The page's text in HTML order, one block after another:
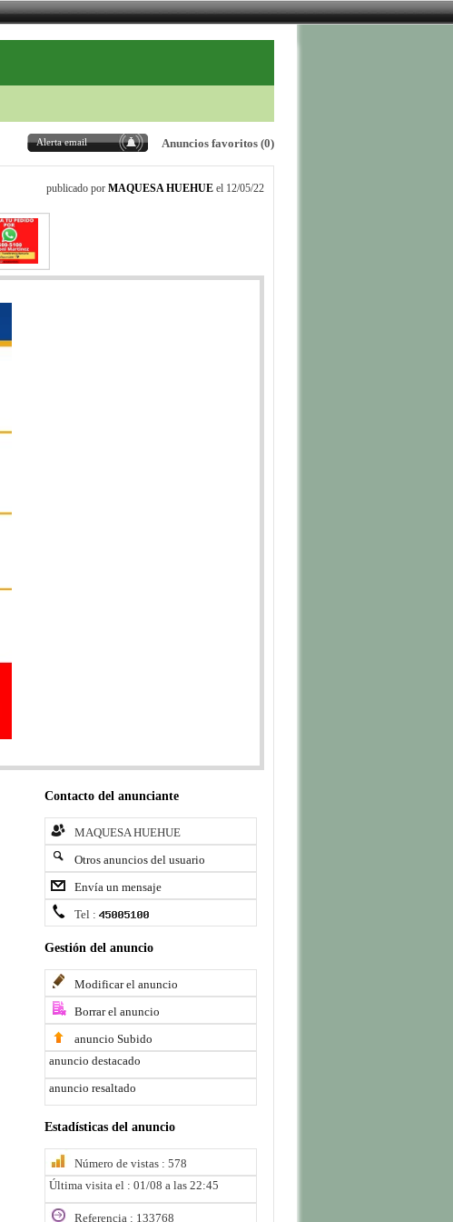
Alerta email Anuncios favoritos (0)
publicado por MAQUESA HUEHUE el 12/05/22
Contacto del anunciante
MAQUESA HUEHUE
Otros anuncios del usuario
Envía un mensaje
Tel :
Gestión del anuncio
Modificar el anuncio
Borrar el anuncio
anuncio Subido
anuncio destacado
anuncio resaltado
Estadísticas del anuncio
Número de vistas : 578
Última visita el : 01/08 a las 22:45
Referencia : 133768